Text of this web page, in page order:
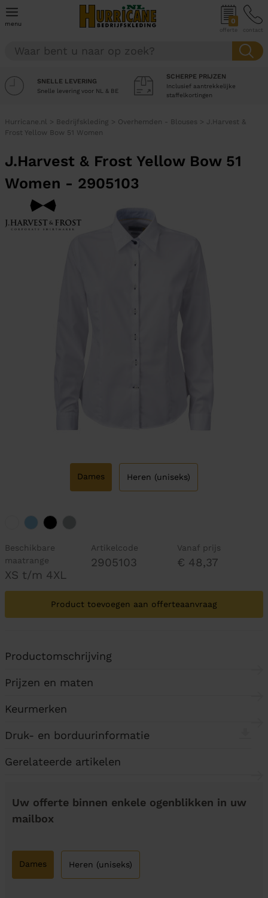
menu 0
offerte contact
SNELLE LEVERING
Snelle levering voor NL & BE
SCHERPE PRIJZEN
Inclusief aantrekkelijke
staffelkortingen
Hurricane.nl > Bedrijfskleding > Overhemden - Blouses > J.Harvest &
Frost Yellow Bow 51 Women
J.Harvest & Frost Yellow Bow 51
Women - 2905103
Dames Heren (uniseks)
Beschikbare
maatrange
XS t/m 4XL
Artikelcode
2905103
Vanaf prijs
€ 48,37
Product toevoegen aan offerteaanvraag
Productomschrijving
Prijzen en maten
Keurmerken
Druk- en borduurinformatie
Gerelateerde artikelen
Uw offerte binnen enkele ogenblikken in uw
mailbox
Dames Heren (uniseks)